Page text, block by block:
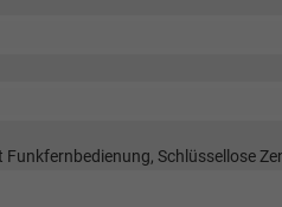
Schlüssellose